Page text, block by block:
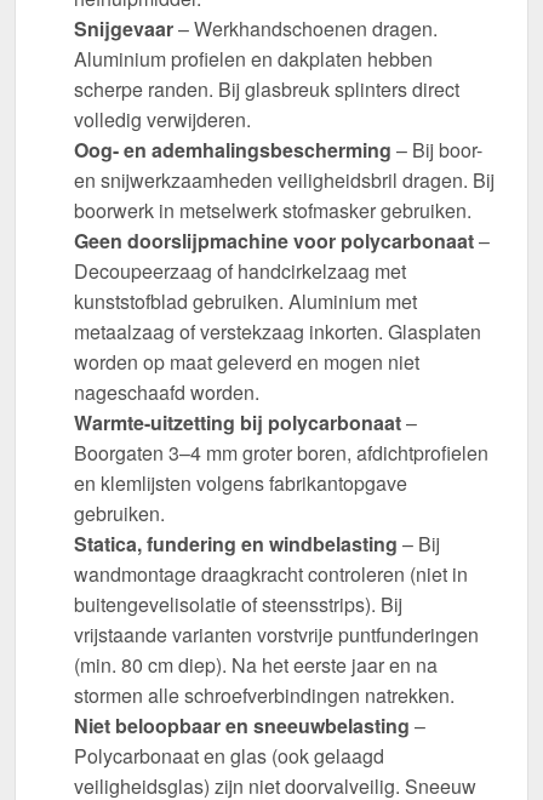
Snijgevaar– Werkhandschoenen dragen.
Aluminium profielen en dakplaten hebben
scherpe randen. Bij glasbreuk splinters direct
volledig verwijderen.
Oog- en ademhalingsbescherming – Bij boor-
en snijwerkzaamheden veiligheidsbril dragen. Bij
boorwerk in metselwerk stofmasker gebruiken.
Geen doorslijpmachine voor polycarbonaat–
Decoupeerzaag of handcirkelzaag met
kunststofblad gebruiken. Aluminium met
metaalzaag of verstekzaag inkorten. Glasplaten
worden op maat geleverd en mogen niet
nageschaafd worden.
Warmte-uitzetting bij polycarbonaat–
Boorgaten 3–4 mm groter boren, afdichtprofielen
en klemlijsten volgens fabrikantopgave
gebruiken.
Statica, fundering en windbelasting – Bij
wandmontage draagkracht controleren (niet in
buitengevelisolatie of steensstrips). Bij
vrijstaande varianten vorstvrije puntfunderingen
(min. 80 cm diep). Na het eerste jaar en na
stormen alle schroefverbindingen natrekken.
Niet beloopbaar en sneeuwbelasting –
Polycarbonaat en glas (ook gelaagd
veiligheidsglas) zijn niet doorvalveilig. Sneeuw